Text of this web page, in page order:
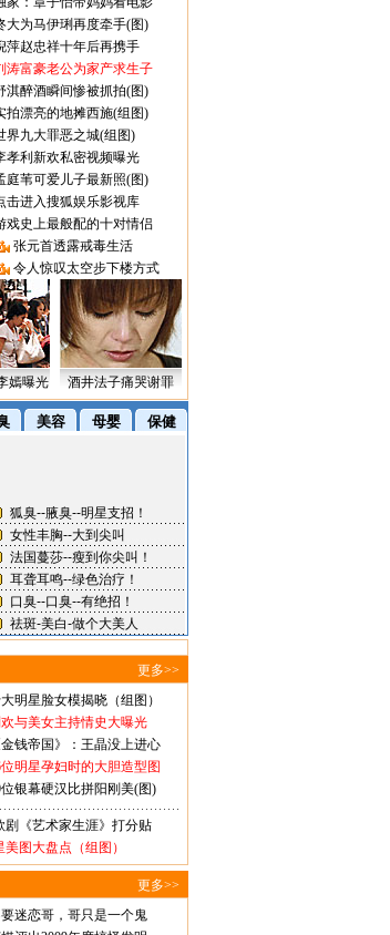
大为马伊琍再度牵手(图)
萍赵忠祥十年后再携手
涛富豪老公为家产求生子
淇醉酒瞬间惨被抓拍(图)
拍漂亮的地摊西施(组图)
界九大罪恶之城(组图)
孝利新欢私密视频曝光
庭苇可爱儿子最新照(图)
击进入搜狐娱乐影视库
戏史上最般配的十对情侣
张元首透露戒毒生活
令人惊叹太空步下楼方式
嫣曝光 酒井法子痛哭谢罪
更多>>
明星脸女模揭晓（组图）
与美女主持情史大曝光
金钱帝国》：王晶没上进心
明星孕妇时的大胆造型图
位银幕硬汉比拼阳刚美(图)
剧《艺术家生涯》打分贴
图大盘点（组图）
更多>>
迷恋哥，哥只是一个鬼